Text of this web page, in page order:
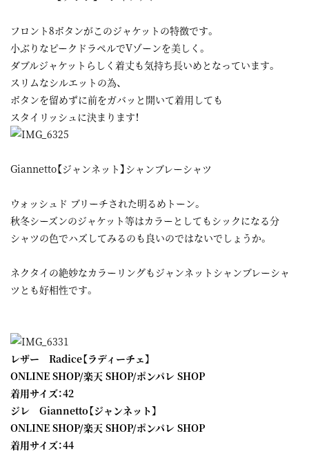
フロント8ボタンがこのジャケットの特徴です。
小ぶりなピークドラペルでVゾーンを美しく。
ダブルジャケットらしく着丈も気持ち長いめとなっています。
スリムなシルエットの為、
ボタンを留めずに前をガバッと開いて着用しても
スタイリッシュに決まります！
Giannetto【ジャンネット】シャンブレーシャツ
ウォッシュド ブリーチされた明るめトーン。
秋冬シーズンのジャケット等はカラーとしてもシックになる分
シャツの色でハズしてみるのも良いのではないでしょうか。
ネクタイの絶妙なカラーリングもジャンネットシャンブレーシャ
ツとも好相性です。
レザー Radice【ラディーチェ】
ONLINE SHOP/楽天 SHOP/ポンパレ SHOP
着用サイズ：42
ジレ Giannetto【ジャンネット】
ONLINE SHOP/楽天 SHOP/ポンパレ SHOP
着用サイズ：44